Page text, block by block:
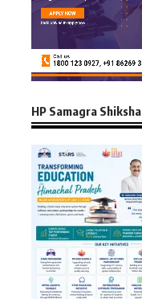
HP Samagra Shiksha